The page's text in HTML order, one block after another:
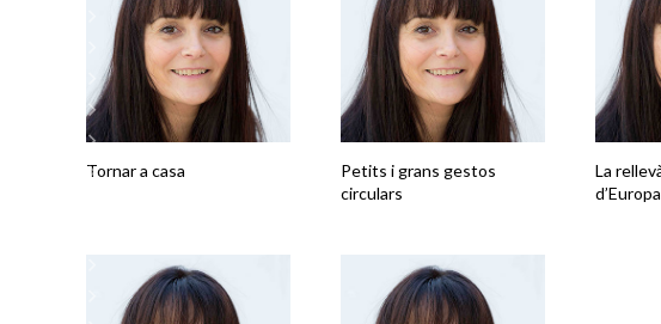
Tornar a casa
Petits i grans gestos
circulars
La
d’Europa